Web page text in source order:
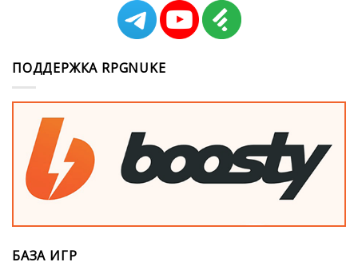
ПОДДЕРЖКА RPGNUKE
БАЗА ИГР